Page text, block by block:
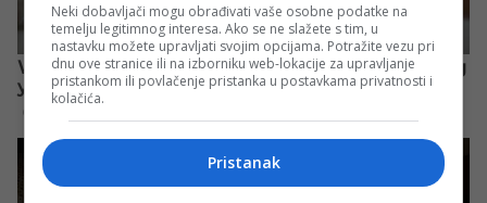
Neki dobavljači mogu obrađivati vaše osobne podatke na
temelju legitimnog interesa. Ako se ne slažete s tim, u
nastavku možete upravljati svojim opcijama. Potražite vezu pri
dnu ove stranice ili na izborniku web-lokacije za upravljanje
pristankom ili povlačenje pristanka u postavkama privatnosti i
kolačića.
Pristanak